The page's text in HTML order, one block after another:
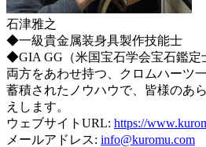
石津雅之
◆一級貴金属装身具製作技能士
◆GIA GG（米国宝石学会宝石鑑定
両方をあわせ持つ、クロムハーツ
蓄積されたノウハウで、皆様のあ
えします。
ウェブサイトURL: https://
メールアドレス: info@kuromu.com